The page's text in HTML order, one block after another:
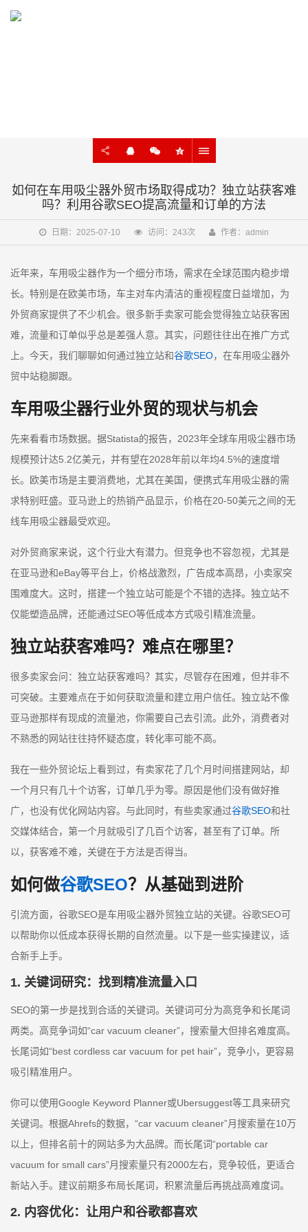
如何在车用吸尘器外贸市场取得成功？独立站获客难
吗？利用谷歌SEO提高流量和订单的方法
日期：2025-07-10 访问：243次 作者：admin
近年来，车用吸尘器作为一个细分市场，需求在全球范围内稳步增
长。特别是在欧美市场，车主对车内清洁的重视程度日益增加，为
外贸商家提供了不少机会。很多新手卖家可能会觉得独立站获客困
难，流量和订单似乎总是差强人意。其实，问题往往出在推广方式
上。今天，我们聊聊如何通过独立站和谷歌SEO，在车用吸尘器外
贸中站稳脚跟。
车用吸尘器行业外贸的现状与机会
先来看看市场数据。据Statista的报告，2023年全球车用吸尘器市场
规模预计达5.2亿美元，并有望在2028年前以年均4.5%的速度增
长。欧美市场是主要消费地，尤其在美国，便携式车用吸尘器的需
求特别旺盛。亚马逊上的热销产品显示，价格在20-50美元之间的无
线车用吸尘器最受欢迎。
对外贸商家来说，这个行业大有潜力。但竞争也不容忽视，尤其是
在亚马逊和eBay等平台上，价格战激烈，广告成本高昂，小卖家突
围难度大。这时，搭建一个独立站可能是个不错的选择。独立站不
仅能塑造品牌，还能通过SEO等低成本方式吸引精准流量。
独立站获客难吗？难点在哪里？
很多卖家会问：独立站获客难吗？其实，尽管存在困难，但并非不
可突破。主要难点在于如何获取流量和建立用户信任。独立站不像
亚马逊那样有现成的流量池，你需要自己去引流。此外，消费者对
不熟悉的网站往往持怀疑态度，转化率可能不高。
我在一些外贸论坛上看到过，有卖家花了几个月时间搭建网站，却
一个月只有几十个访客，订单几乎为零。原因是他们没有做好推
广，也没有优化网站内容。与此同时，有些卖家通过谷歌SEO和社
交媒体结合，第一个月就吸引了几百个访客，甚至有了订单。所
以，获客难不难，关键在于方法是否得当。
如何做谷歌SEO？从基础到进阶
引流方面，谷歌SEO是车用吸尘器外贸独立站的关键。谷歌SEO可
以帮助你以低成本获得长期的自然流量。以下是一些实操建议，适
合新手上手。
1. 关键词研究：找到精准流量入口
SEO的第一步是找到合适的关键词。关键词可分为高竞争和长尾词
两类。高竞争词如“car vacuum cleaner”，搜索量大但排名难度高。
长尾词如“best cordless car vacuum for pet hair”，竞争小，更容易
吸引精准用户。
你可以使用Google Keyword Planner或Ubersuggest等工具来研究
关键词。根据Ahrefs的数据，“car vacuum cleaner”月搜索量在10万
以上，但排名前十的网站多为大品牌。而长尾词“portable car
vacuum for small cars”月搜索量只有2000左右，竞争较低，更适合
新站入手。建议前期多布局长尾词，积累流量后再挑战高难度词。
2. 内容优化：让用户和谷歌都喜欢